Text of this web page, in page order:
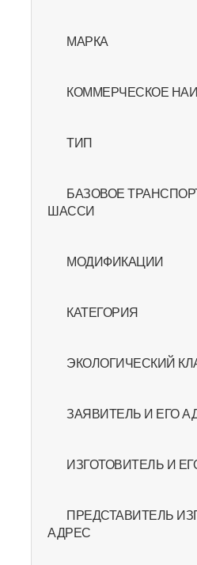
МАРКА
КОММЕРЧЕСКОЕ
ТИП
БАЗОВОЕ
ШАССИ
МОДИФИКАЦИИ
КАТЕГОРИЯ
ЭКОЛОГИЧЕСКИЙ
ЗАЯВИТЕЛЬ И ЕГО
ИЗГОТОВИТЕЛЬ И
ПРЕДСТАВИТЕЛЬ
АДРЕС